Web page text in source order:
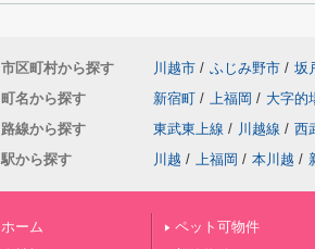
市区町村から探す 川越市 / ふじみ野市 / 坂
町名から探す
新宿町 / 上福岡 / 大字的
路線から探す
東武東上線 / 川越線 / 西
駅から探す
川越 / 上福岡 / 本川越 /
ホーム
ペット可物件